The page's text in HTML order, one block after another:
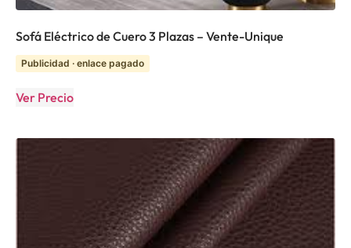
Sofá Eléctrico de Cuero 3 Plazas – Vente-Unique
Publicidad · enlace pagado
Ver Precio